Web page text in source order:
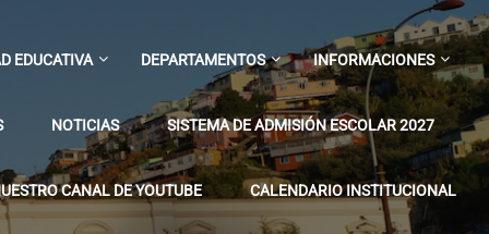
EDUCATIVA DEPARTAMENTOS INFORMACIONES
NOTICIAS SISTEMA DE ADMISIÓN ESCOLAR 2027
CANAL DE YOUTUBE CALENDARIO INSTITUCIONAL